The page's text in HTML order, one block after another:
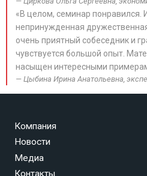
«В целом, семинар понравился.
непринужденная
очень приятный собеседник и
чувствуется большой опыт.
насыщен интересными
Цыбина Ирина Анатольевна,
Компания
Новости
Медиа
Контакты